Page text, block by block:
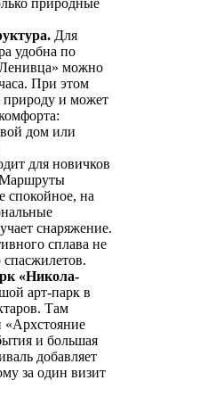
Для
удобна по
можно
При этом
природу и может
дом или
для новичков
Маршруты
спокойное, на
снаряжение.
сплава не
«Никола-
арт-парк в
Там
«Архстояние
и большая
добавляет
за один визит